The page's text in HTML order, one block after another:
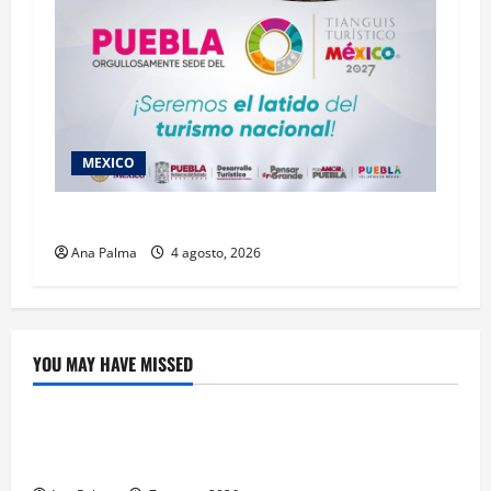
MEXICO
Ana Palma 4 agosto, 2026
YOU MAY HAVE MISSED
Crítica de Cine